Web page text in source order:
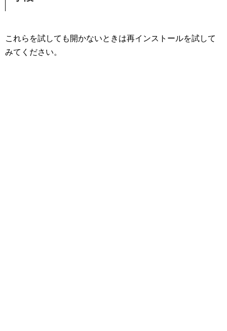
これらを試しても開かないときは再インストールを試して
みてください。